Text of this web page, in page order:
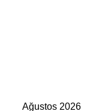
Ağustos 2026